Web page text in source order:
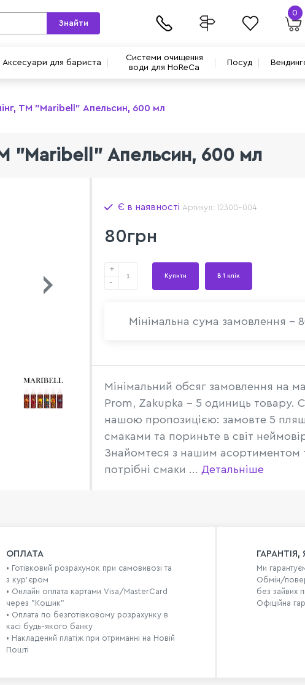
Аксесуари для бариста
Системи очищення
води для HoReCa
Посуд
Знайти
0
ТМ "Maribell" Апельсин, 600 мл
"Maribell" Апельсин, 600 мл
Є в наявності Артикул: 12300-004
80грн
+
-
Купити В 1 клік
Мінімальна сума замовлення -
Мінімальний обсяг замовлення на
Prom, Zakupka - 5 одиниць товару.
нашою пропозицією: замовте 5
смаками та пориньте в світ
Знайомтеся з нашим асортиментом
потрібні смаки ... Детальніше
ОПЛАТА
• Готівковий розрахунок при самовивозі та
з кур’єром
• Онлайн оплата картами Visa/MasterCard
через "Кошик"
• Оплата по безготівковому розрахунку в
касі будь-якого банку
• Накладений платіж при отриманні на Новій
Пошті
ГАРАНТІЯ,
Ми
Обмін/
без зайвих
Офіційна